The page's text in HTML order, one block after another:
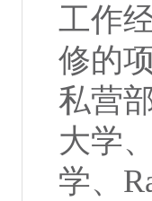
工作
修的
私营
大学
学、